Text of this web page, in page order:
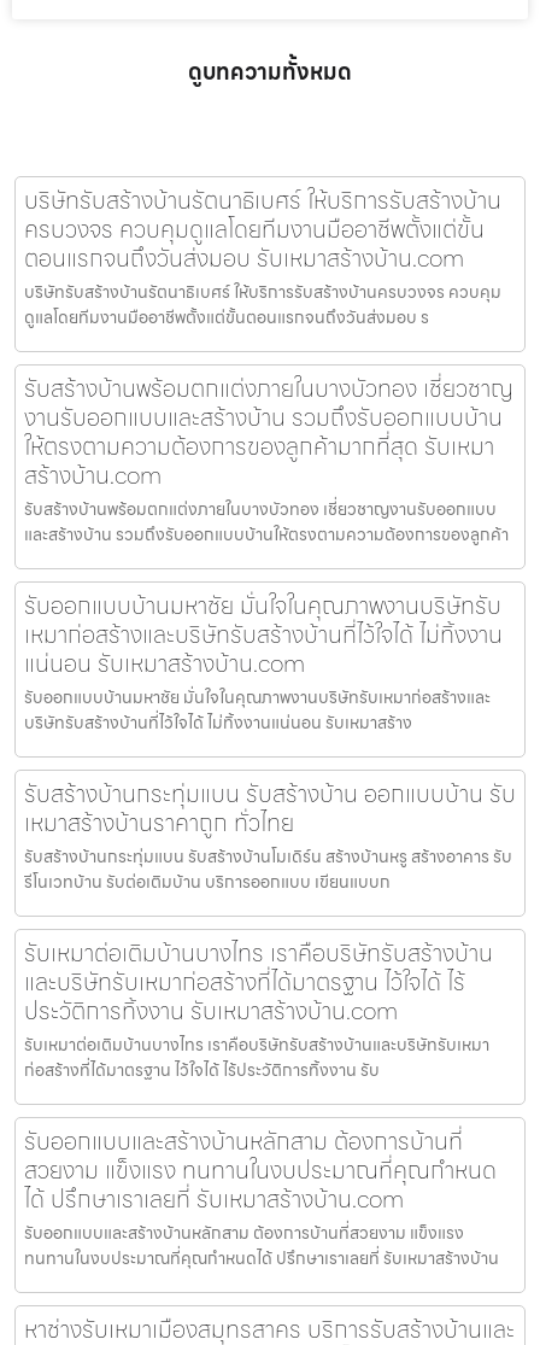
ดูบทความทั้งหมด
บริษัทรับสร้างบ้านรัตนาธิเบศร์ ให้บริการรับสร้างบ้าน
ครบวงจร ควบคุมดูแลโดยทีมงานมืออาชีพตั้งแต่ขั้น
ตอนแรกจนถึงวันส่งมอบ รับเหมาสร้างบ้าน.com
บริษัทรับสร้างบ้านรัตนาธิเบศร์ ให้บริการรับสร้างบ้านครบวงจร ควบคุม
ดูแลโดยทีมงานมืออาชีพตั้งแต่ขั้นตอนแรกจนถึงวันส่งมอบ ร
รับสร้างบ้านพร้อมตกแต่งภายในบางบัวทอง เชี่ยวชาญ
งานรับออกแบบและสร้างบ้าน รวมถึงรับออกแบบบ้าน
ให้ตรงตามความต้องการของลูกค้ามากที่สุด รับเหมา
สร้างบ้าน.com
รับสร้างบ้านพร้อมตกแต่งภายในบางบัวทอง เชี่ยวชาญงานรับออกแบบ
และสร้างบ้าน รวมถึงรับออกแบบบ้านให้ตรงตามความต้องการของลูกค้า
รับออกแบบบ้านมหาชัย มั่นใจในคุณภาพงานบริษัทรับ
เหมาก่อสร้างและบริษัทรับสร้างบ้านที่ไว้ใจได้ ไม่ทิ้งงาน
แน่นอน รับเหมาสร้างบ้าน.com
รับออกแบบบ้านมหาชัย มั่นใจในคุณภาพงานบริษัทรับเหมาก่อสร้างและ
บริษัทรับสร้างบ้านที่ไว้ใจได้ ไม่ทิ้งงานแน่นอน รับเหมาสร้าง
รับสร้างบ้านกระทุ่มแบน รับสร้างบ้าน ออกแบบบ้าน รับ
เหมาสร้างบ้านราคาถูก ทั่วไทย
รับสร้างบ้านกระทุ่มแบน รับสร้างบ้านโมเดิร์น สร้างบ้านหรู สร้างอาคาร รับ
รีโนเวทบ้าน รับต่อเติมบ้าน บริการออกแบบ เขียนแบบก
รับเหมาต่อเติมบ้านบางไทร เราคือบริษัทรับสร้างบ้าน
และบริษัทรับเหมาก่อสร้างที่ได้มาตรฐาน ไว้ใจได้ ไร้
ประวัติการทิ้งงาน รับเหมาสร้างบ้าน.com
รับเหมาต่อเติมบ้านบางไทร เราคือบริษัทรับสร้างบ้านและบริษัทรับเหมา
ก่อสร้างที่ได้มาตรฐาน ไว้ใจได้ ไร้ประวัติการทิ้งงาน รับ
รับออกแบบและสร้างบ้านหลักสาม ต้องการบ้านที่
สวยงาม แข็งแรง ทนทานในงบประมาณที่คุณกำหนด
ได้ ปรึกษาเราเลยที่ รับเหมาสร้างบ้าน.com
รับออกแบบและสร้างบ้านหลักสาม ต้องการบ้านที่สวยงาม แข็งแรง
ทนทานในงบประมาณที่คุณกำหนดได้ ปรึกษาเราเลยที่ รับเหมาสร้างบ้าน
หาช่างรับเหมาเมืองสมุทรสาคร บริการรับสร้างบ้านและ